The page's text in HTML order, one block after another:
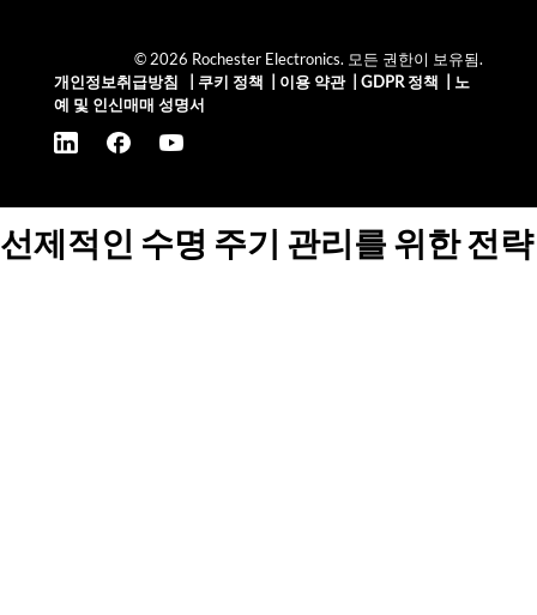
© 2026 Rochester Electronics. 모든 권한이 보유됨.
개인정보취급방침
쿠키 정책 이용 약관| GDPR 정책
노
예 및 인신매매 성명서
선제적인 수명 주기 관리를 위한 전략